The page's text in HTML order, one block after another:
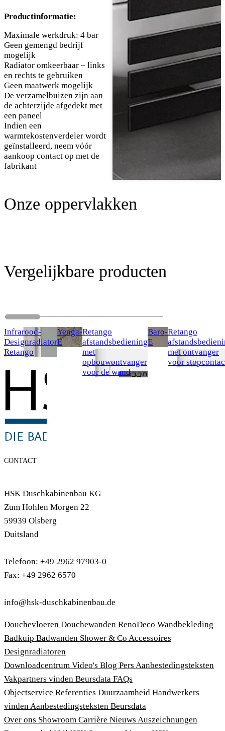
Productinformatie:
Maximale werkdruk: 4 bar
Geen gemengd bedrijf
mogelijk
Radiator omkeerbaar – links
en rechts te gebruiken
Geen maatwerk mogelijk
De verzamelbuizen zijn aan
de achterzijde afgedekt met
een paneel
Indien een
warmtekostenverdeler wordt
geïnstalleerd, neem vóór
aankoop contact op met de
fabrikant
Onze oppervlakken
Vergelijkbare producten
Infrarood-
Designradiator
Retango
Yenga-
E
Retango
afstandsbediening
met
opbouwontvanger
voor de wand
Baro-
E
Retango
met ontvanger
voor
CONTACT
HSK Duschkabinenbau KG
Zum Hohlen Morgen 22
59939 Olsberg
Duitsland
Telefoon: +49 2962 97903-0
Fax: +49 2962 6570
info@hsk-duschkabinenbau.de
Douchevloeren Douchewanden RenoDeco Wandbekleding
Badkuip Badwanden Shower & Co Accessoires
Designradiatoren
Downloadcentrum Video's Blog Pers Aanbestedingsteksten
Vakpartners vinden Beursdata FAQs
Objectservice Referenties Duurzaamheid Handwerkers
vinden Aanbestedingsteksten Beursdata
Over ons Showroom Carrière Nieuws Auszeichnungen